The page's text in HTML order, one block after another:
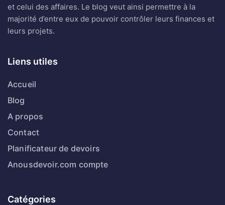
et celui des affaires. Le blog veut ainsi permettre à la
majorité d’entre eux de pouvoir contrôler leurs finances et
leurs projets.
Liens utiles
Accueil
Blog
A propos
Contact
Planificateur de devoirs
Anousdevoir.com compte
Catégories